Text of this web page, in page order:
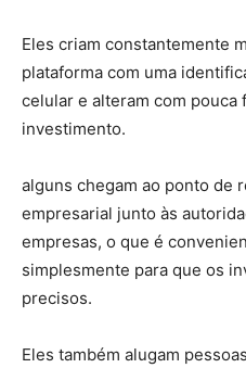
Eles criam constantemente
plataforma com uma
celular e alteram com pouca
investimento.
alguns chegam ao ponto de
empresarial junto às
empresas, o que é
simplesmente para que os
precisos.
Eles também alugam